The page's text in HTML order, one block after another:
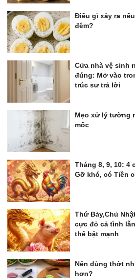
Điều gì xảy ra
đêm?
Cửa nhà vệ sinh
đúng: Mở vào
trúc sư trả lời
Mẹo xử lý tường
mốc
Tháng 8, 9, 10: 4
Gỡ khó, có Tiền
Thứ Bảy,Chủ
cực đỏ cả tình
thể bật mạnh
Nên dùng thớt
hơn?